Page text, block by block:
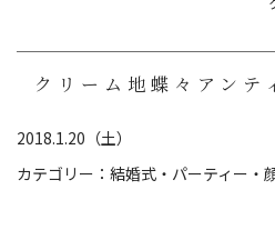
クリーム地蝶々アンテ
2018.1.20（土）
カテゴリー： 結婚式・パーティー・